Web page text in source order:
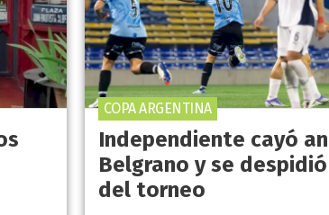
Independiente cayó
Belgrano y se despidió
del torneo
COPA ARGENTINA